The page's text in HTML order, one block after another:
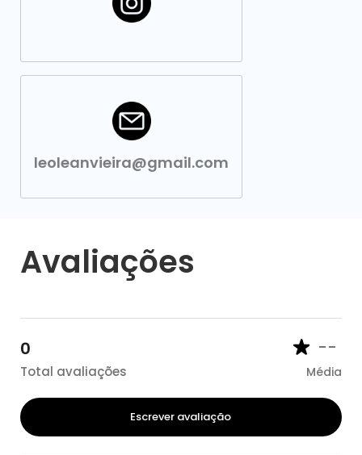
leoleanvieira@gmail.com
Avaliações
0
Total avaliações
--
Média
Escrever avaliação